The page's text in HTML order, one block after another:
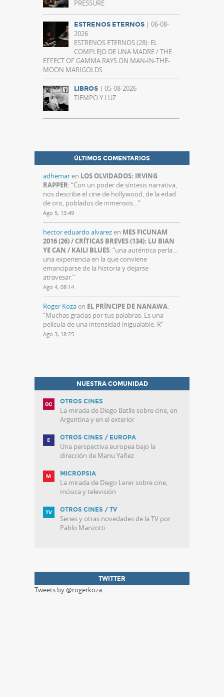
PRESSURE
ESTRENOS ETERNOS | 06-08-
2026
ESTRENOS ETERNOS (28): EL
COMPLEJO DE UNA MADRE / THE
EFFECT OF GAMMA RAYS ON MAN-IN-THE-
MOON MARIGOLDS
LIBROS | 05-08-2026
TIEMPO Y LUZ
ÚLTIMOS COMENTARIOS
adhemaren LOS OLVIDADOS: IRVING
RAPPER: “Con un poder de síntesis narrativa,
nos describe el cine de hollywood, de la edad
de oro, poblados de inmensos…”
Ago 5, 13:49
hector eduardo alvarezen MES FICUNAM
2016 (26) / CRÍTICAS BREVES (134): LU BIAN
YE CAN / KAILI BLUES: “una auténtica perla…
una experiencia en la que conviene
emanciparse de la historia y dejarse
atravesar.”
Ago 4, 08:14
Roger Kozaen EL PRÍNCIPE DE NANAWA:
“Muchas gracias por tus palabras. Es una
película de una intensidad inigualable. R”
Ago 3, 18:25
NUESTRA COMUNIDAD
OTROS CINES
La mirada de Diego Batlle sobre cine, en
Argentina y en el exterior
OTROS CINES / EUROPA
Una perspectiva europea bajo la
dirección de Manu Yañez
MICROPSIA
La mirada de Diego Lerer sobre cine,
música y televisión
OTROS CINES / TV
Series y otras novedades de la TV por
Pablo Manzotti
TWITTER
Tweets by @rogerkoza